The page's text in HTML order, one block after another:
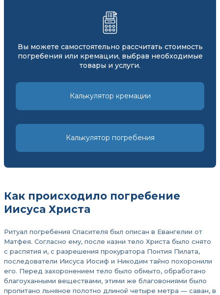
Вы можете самостоятельно рассчитать стоимость
погребения или кремации, выбрав необходимые
товары и услуги.
Калькулятор кремации
Калькулятор погребения
Как происходило погребение
Иисуса Христа
Ритуал погребения Спасителя был описан в Евангелии от
Матфея. Согласно ему, после казни тело Христа было снято
с распятия и, с разрешения прокуратора Понтия Пилата,
последователи Иисуса Иосиф и Никодим тайно похоронили
его. Перед захоронением тело было обмыто, обработано
благоуханными веществами, этими же благовониями было
пропитано льняное полотно длиной четыре метра — саван, в